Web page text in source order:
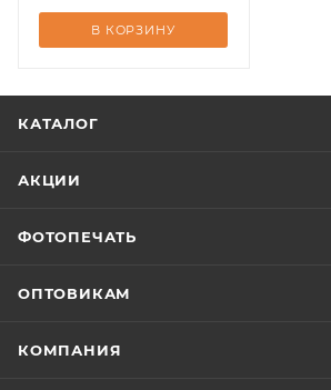
В КОРЗИНУ
КАТАЛОГ
АКЦИИ
ФОТОПЕЧАТЬ
ОПТОВИКАМ
КОМПАНИЯ